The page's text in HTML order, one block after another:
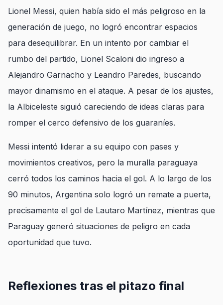
Lionel Messi, quien había sido el más peligroso en la
generación de juego, no logró encontrar espacios
para desequilibrar. En un intento por cambiar el
rumbo del partido, Lionel Scaloni dio ingreso a
Alejandro Garnacho y Leandro Paredes, buscando
mayor dinamismo en el ataque. A pesar de los ajustes,
la Albiceleste siguió careciendo de ideas claras para
romper el cerco defensivo de los guaraníes.
Messi intentó liderar a su equipo con pases y
movimientos creativos, pero la muralla paraguaya
cerró todos los caminos hacia el gol. A lo largo de los
90 minutos, Argentina solo logró un remate a puerta,
precisamente el gol de Lautaro Martínez, mientras que
Paraguay generó situaciones de peligro en cada
oportunidad que tuvo.
Reflexiones tras el pitazo final